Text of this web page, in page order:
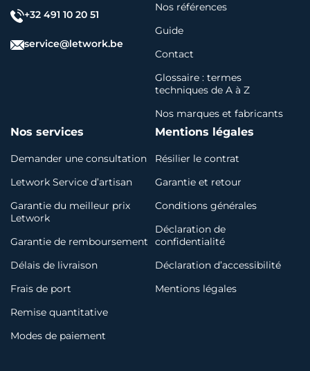
+32 491 10 20 51
service@letwork.be
Nos références
Guide
Contact
Glossaire : termes
techniques de A à Z
Nos marques et fabricants
Nos services
Demander une consultation
Letwork Service d’artisan
Garantie du meilleur prix
Letwork
Garantie de remboursement
Délais de livraison
Frais de port
Remise quantitative
Modes de paiement
Mentions légales
Résilier le contrat
Garantie et retour
Conditions générales
Déclaration de
confidentialité
Déclaration d’accessibilité
Mentions légales